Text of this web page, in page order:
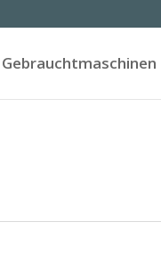
Gebrauchtmaschinen